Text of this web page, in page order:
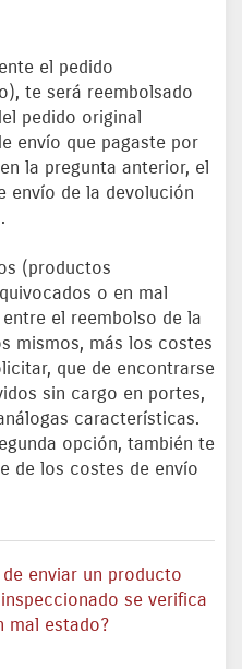
el pedido
te será reembolsado
pedido original
envío que pagaste por
la pregunta anterior, el
envío de la devolución
(productos
o en mal
el reembolso de la
mismos, más los costes
que de encontrarse
sin cargo en portes,
características.
opción, también te
de los costes de envío
enviar un producto
se verifica
mal estado?